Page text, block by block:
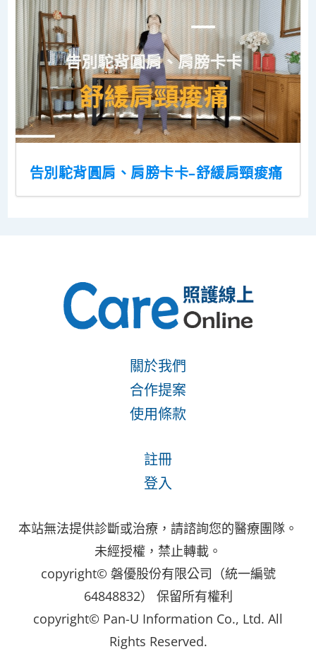
告別駝背圓肩、肩膀卡卡–舒緩肩頸痠痛
關於我們
合作提案
使用條款
註冊
登入
本站無法提供診斷或治療，請諮詢您的醫療團隊。
未經授權，禁止轉載。
copyright© 磐優股份有限公司（統一編號
64848832） 保留所有權利
copyright© Pan-U Information Co., Ltd. All
Rights Reserved.